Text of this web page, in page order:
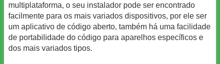
multiplataforma, o seu instalador pode ser encontrado
facilmente para os mais variados dispositivos, por ele ser
um aplicativo de código aberto, também há uma facilidade
de portabilidade do código para aparelhos específicos e
dos mais variados tipos.